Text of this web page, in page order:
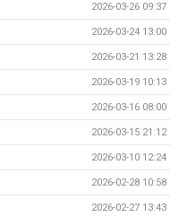
2026-03-26 09:37
2026-03-24 13:00
2026-03-21 13:28
2026-03-19 10:13
2026-03-16 08:00
2026-03-15 21:12
2026-03-10 12:24
2026-02-28 10:58
2026-02-27 13:43